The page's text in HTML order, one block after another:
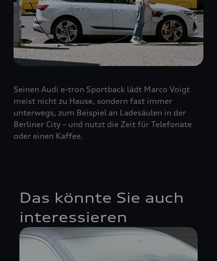
Seinen Audi e-tron Sportback lädt Marco Voigt
meist nicht zu Hause, sondern fast immer
unterwegs, zum Beispiel an Ladesäulen in der
Berliner City – und nutzt die Zeit für Telefonate
oder einen Kaffee.
Das könnte Sie auch
interessieren